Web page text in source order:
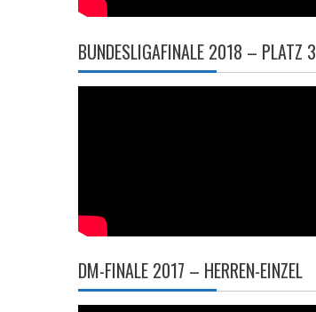
BUNDESLIGAFINALE 2018 – PLATZ 3
DM-FINALE 2017 – HERREN-EINZEL